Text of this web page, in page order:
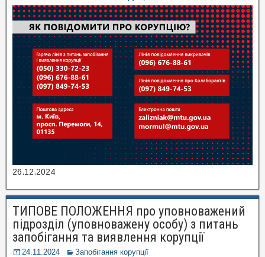
26.12.2024
ТИПОВЕ ПОЛОЖЕННЯ про уповноважений
підрозділ (уповноважену особу) з питань
запобігання та виявлення корупції
24.11.2024 Запобігання корупції